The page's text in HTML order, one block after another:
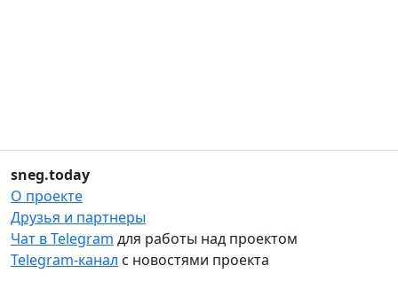
sneg.today
О проекте
Друзья и партнеры
Чат в Telegram для работы над проектом
Telegram-канал с новостями проекта